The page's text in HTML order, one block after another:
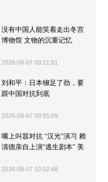
没有中国人能笑着走出冬宫
博物馆 文物的沉重记忆
2026-08-07 09:21:01
刘和平：日本铆足了劲，要
跟中国对抗到底
2026-08-07 09:55:09
嘴上叫嚣对抗 “汉光”演习 赖
清德亲自上演“逃生剧本” 美
2026-08-07 10:02:48